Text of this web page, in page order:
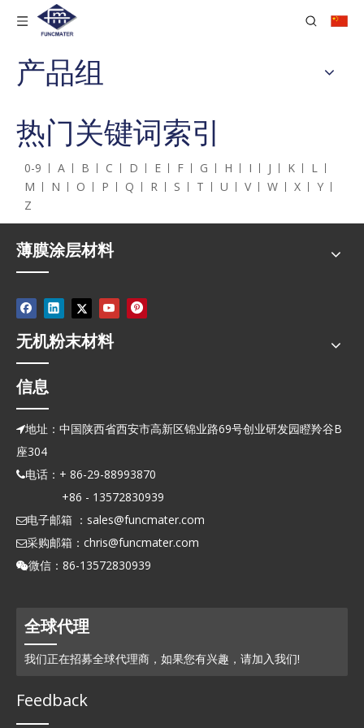
产品组
热门关键词索引
0-9 A B C D E F G H I J K
L
M
N O P Q R S T U V W X
Y
Z
薄膜涂层材料
无机粉末材料
信息
地址：中国陕西省西安市高新区锦业路69号创业研发园瞪羚谷B
座304
电话：+ 86-29-88993870
+86 - 13572830939
电子邮箱 ： sales@funcmater.com
采购邮箱： chris@funcmater.com
微信：86-13572830939
全球代理
我们正在招募全球代理商，如果您有兴趣，请加入我们!
Feedback